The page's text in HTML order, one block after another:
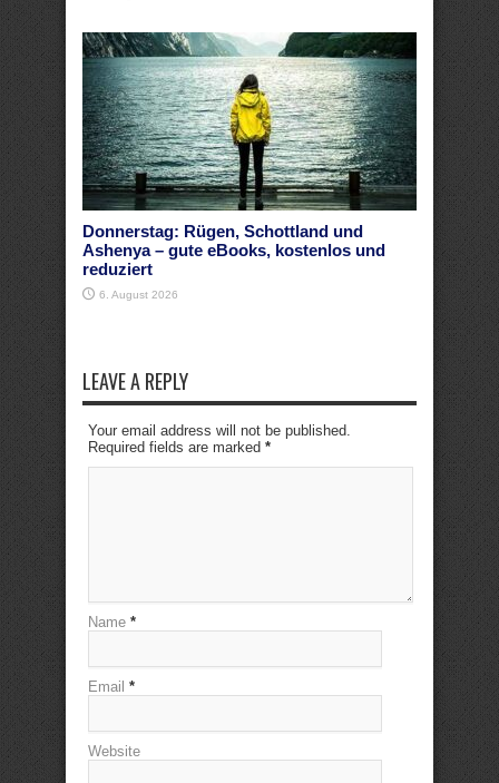
Donnerstag: Rügen, Schottland und
Ashenya – gute eBooks, kostenlos und
reduziert
6. August 2026
LEAVE A REPLY
Your email address will not be published.
Required fields are marked *
Name *
Email *
Website